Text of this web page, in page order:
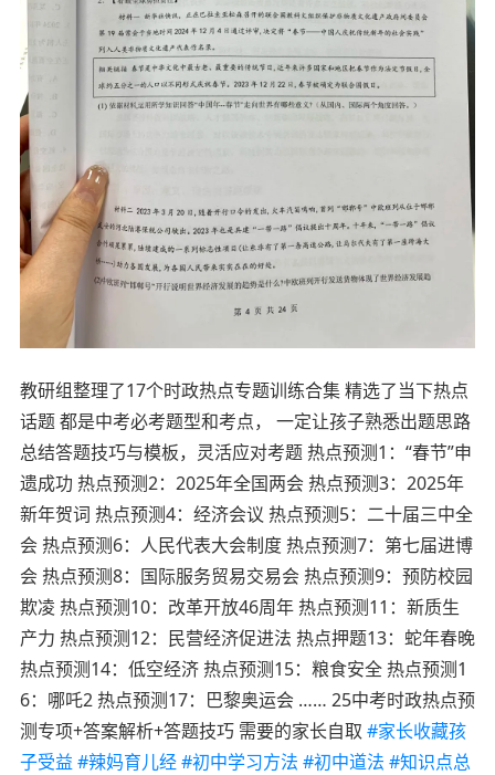
教研组整理了17个时政热点专题训练合集 精选了当下热点
话题 都是中考必考题型和考点， 一定让孩子熟悉出题思路
总结答题技巧与模板，灵活应对考题 热点预测1：“春节”申
遗成功 热点预测2：2025年全国两会 热点预测3：2025年
新年贺词 热点预测4：经济会议 热点预测5：二十届三中全
会 热点预测6：人民代表大会制度 热点预测7：第七届进博
会 热点预测8：国际服务贸易交易会 热点预测9：预防校园
欺凌 热点预测10：改革开放46周年 热点预测11：新质生
产力 热点预测12：民营经济促进法 热点押题13：蛇年春晚
热点预测14：低空经济 热点预测15：粮食安全 热点预测1
6：哪吒2 热点预测17：巴黎奥运会 …… 25中考时政热点预
测专项+答案解析+答题技巧 需要的家长自取 #家长收藏孩
子受益 #辣妈育儿经#初中学习方法 #初中道法 #知识点总